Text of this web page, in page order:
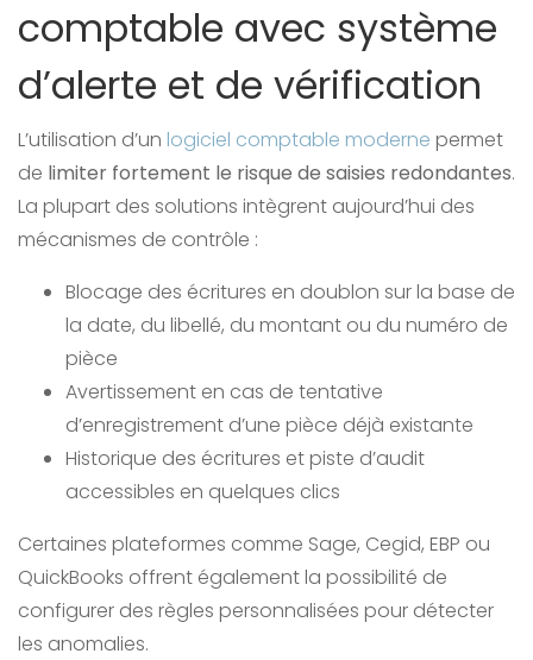
comptable avec système
d’alerte et de vérification
L’utilisation d’un logiciel comptable moderne permet
de limiter fortement le risque de saisies redondantes.
La plupart des solutions intègrent aujourd’hui des
mécanismes de contrôle :
Blocage des écritures en doublon sur la base de
la date, du libellé, du montant ou du numéro de
pièce
Avertissement en cas de tentative
d’enregistrement d’une pièce déjà existante
Historique des écritures et piste d’audit
accessibles en quelques clics
Certaines plateformes comme Sage, Cegid, EBP ou
QuickBooks offrent également la possibilité de
configurer des règles personnalisées pour détecter
les anomalies.